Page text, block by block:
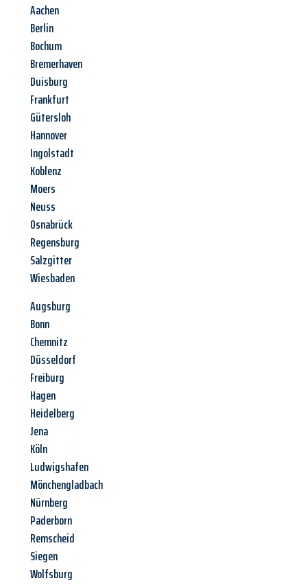
Aachen
Berlin
Bochum
Bremerhaven
Duisburg
Frankfurt
Gütersloh
Hannover
Ingolstadt
Koblenz
Moers
Neuss
Osnabrück
Regensburg
Salzgitter
Wiesbaden
Augsburg
Bonn
Chemnitz
Düsseldorf
Freiburg
Hagen
Heidelberg
Jena
Köln
Ludwigshafen
Mönchengladbach
Nürnberg
Paderborn
Remscheid
Siegen
Wolfsburg